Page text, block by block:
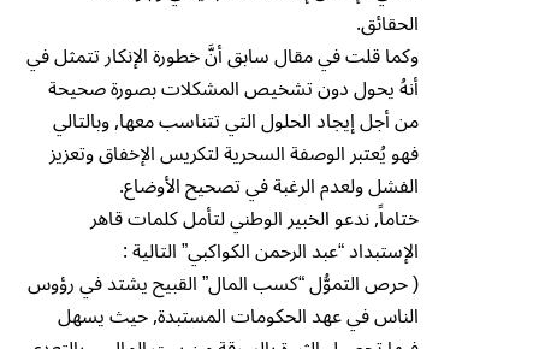
الحقائق.
وكما قلت في مقال سابق أنَّ خطورة الإنكار تتمثل في
أنهُ يحول دون تشخيص المشكلات بصورة صحيحة
من أجل إيجاد الحلول التي تتناسب معها, وبالتالي
فهو يُعتبر الوصفة السحرية لتكريس الإخفاق وتعزيز
الفشل ولعدم الرغبة في تصحيح الأوضاع.
ختاماً, ندعو الخبير الوطني لتأمل كلمات قاهر
الإستبداد “عبد الرحمن الكواكبي” التالية :
( حرص التموُّل “كسب المال” القبيح يشتد في رؤوس
الناس في عهد الحكومات المستبدة, حيث يسهل